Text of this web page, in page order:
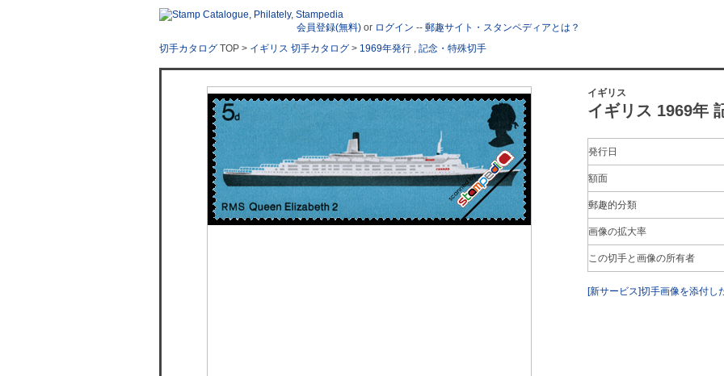
会員登録(無料) or ログイン -- 郵趣サイト・スタンペディアとは？
切手カタログ TOP > イギリス 切手カタログ > 1969年発行 , 記念・特殊切手
イギリス
イギリス 1969年
発行日
額面
郵趣的分類
画像の拡大率
この切手と画像の所有者
[新サービス]切手画像を添付し